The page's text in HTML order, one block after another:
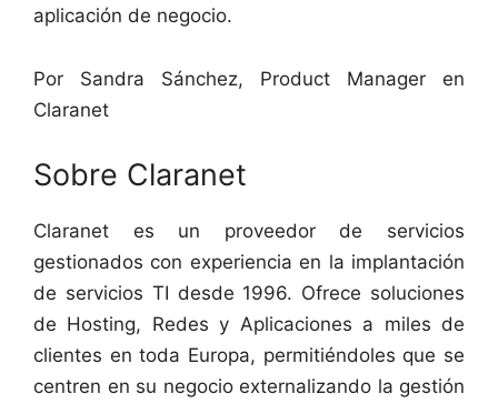
aplicación de negocio.
Por Sandra Sánchez, Product Manager en
Claranet
Sobre Claranet
Claranet es un proveedor de servicios
gestionados con experiencia en la implantación
de servicios TI desde 1996. Ofrece soluciones
de Hosting, Redes y Aplicaciones a miles de
clientes en toda Europa, permitiéndoles que se
centren en su negocio externalizando la gestión